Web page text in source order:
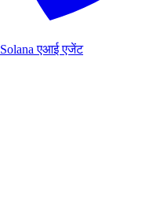
Solana एआई एजेंट